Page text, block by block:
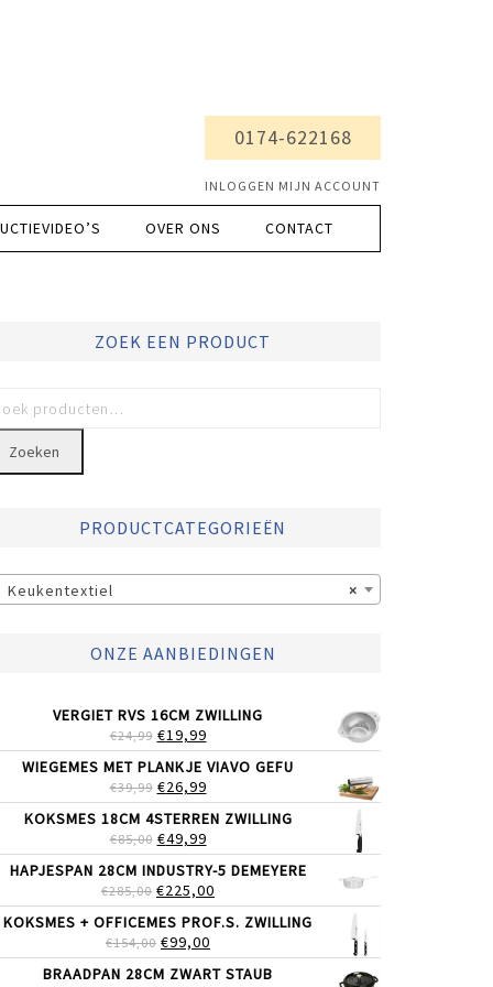
0174-622168
INLOGGEN MIJN ACCOUNT
OVER ONS CONTACT
ZOEK EEN PRODUCT
Zoeken
PRODUCTCATEGORIEËN
×
Keukentextiel
ONZE AANBIEDINGEN
VERGIET RVS 16CM ZWILLING
€24,99 OORSPRONKELIJKE
PRIJS
WAS:
€24,99.
€19,99HUIDIGE
PRIJS
IS:
€19,99.
WIEGEMES MET PLANKJE VIAVO GEFU
€39,99 OORSPRONKELIJKE
PRIJS
WAS:
€39,99.
€26,99HUIDIGE
PRIJS
IS:
€26,99.
KOKSMES 18CM 4STERREN ZWILLING
€85,00 OORSPRONKELIJKE
PRIJS
WAS:
€85,00.
€49,99HUIDIGE
PRIJS
IS:
€49,99.
HAPJESPAN 28CM INDUSTRY-5 DEMEYERE
€285,00 OORSPRONKELIJKE
PRIJS
WAS:
€285,00.
€225,00
PRIJS
IS:
KOKSMES + OFFICEMES PROF.S. ZWILLING
€154,00 OORSPRONKELIJKE
PRIJS
WAS:
€99,00
PRIJS
IS:
BRAADPAN 28CM ZWART STAUB